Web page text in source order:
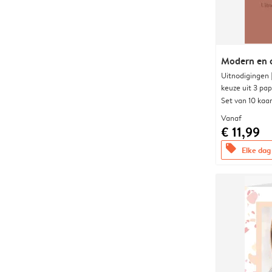
Modern en
keuze uit 3
Set van 10
Vanaf
€ 11,99
offers Elke